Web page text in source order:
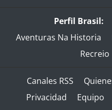
Perfil Brasil:
Aventuras Na Historia
Recreio
Canales RSS
Privacidad
Equipo